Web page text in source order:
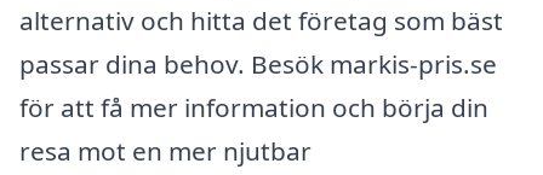
alternativ och hitta det företag som bäst
passar dina behov. Besök markis-pris.se
för att få mer information och börja din
resa mot en mer njutbar